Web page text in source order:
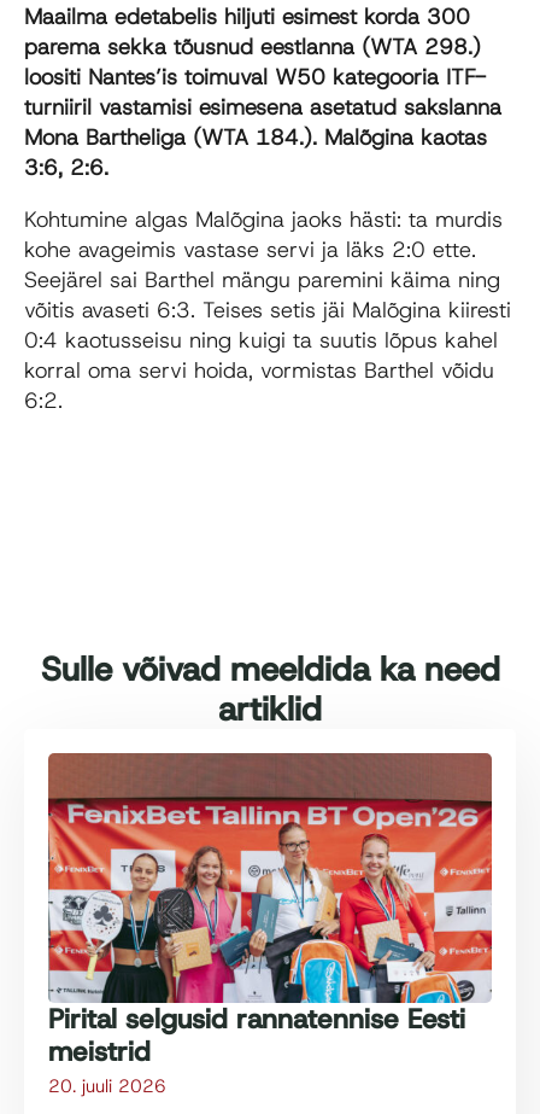
Maailma edetabelis hiljuti esimest korda 300
parema sekka tõusnud eestlanna (WTA 298.)
loositi Nantes’is toimuval W50 kategooria ITF-
turniiril vastamisi esimesena asetatud sakslanna
Mona Bartheliga (WTA 184.). Malõgina kaotas
3:6, 2:6.
Kohtumine algas Malõgina jaoks hästi: ta murdis
kohe avageimis vastase servi ja läks 2:0 ette.
Seejärel sai Barthel mängu paremini käima ning
võitis avaseti 6:3. Teises setis jäi Malõgina kiiresti
0:4 kaotusseisu ning kuigi ta suutis lõpus kahel
korral oma servi hoida, vormistas Barthel võidu
6:2.
Sulle võivad meeldida ka need
artiklid
Pirital selgusid rannatennise Eesti
meistrid
20. juuli 2026